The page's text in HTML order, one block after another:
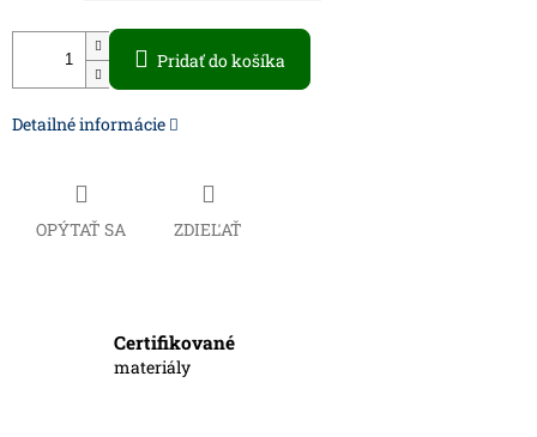
Pridať do košíka
Detailné informácie
OPÝTAŤ SA ZDIEĽAŤ
Certifikované
materiály